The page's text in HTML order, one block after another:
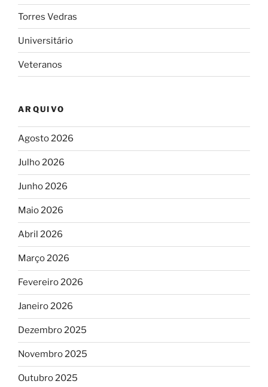
Torres Vedras
Universitário
Veteranos
ARQUIVO
Agosto 2026
Julho 2026
Junho 2026
Maio 2026
Abril 2026
Março 2026
Fevereiro 2026
Janeiro 2026
Dezembro 2025
Novembro 2025
Outubro 2025